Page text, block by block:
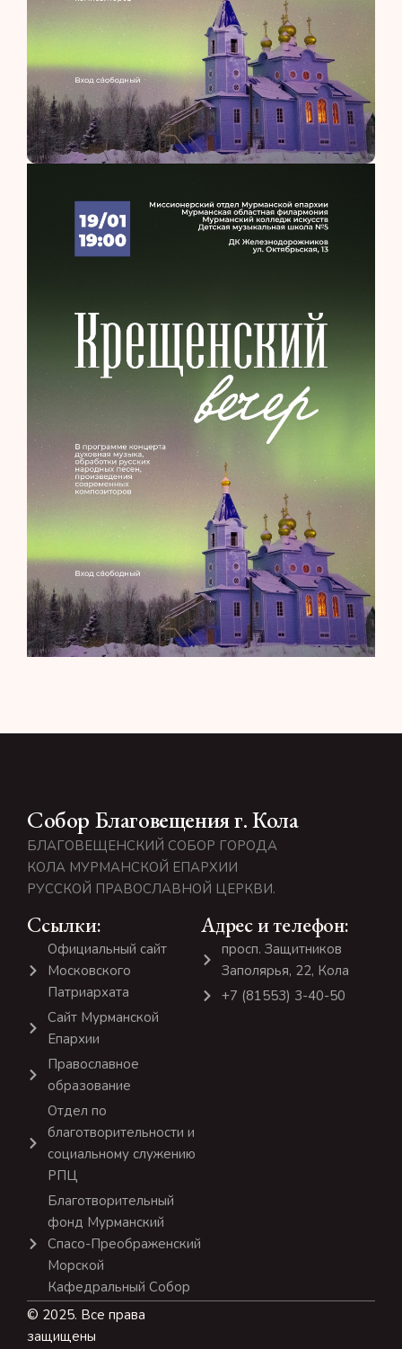
Собор Благовещения г. Кола
БЛАГОВЕЩЕНСКИЙ СОБОР ГОРОДА
КОЛА МУРМАНСКОЙ ЕПАРХИИ
РУССКОЙ ПРАВОСЛАВНОЙ ЦЕРКВИ.
Ссылки:
Официальный сайт
Московского
Патриархата
Сайт Мурманской
Епархии
Православное
образование
Отдел по
благотворительности и
социальному служению
РПЦ
Благотворительный
фонд Мурманский
Спасо-Преображенский
Морской
Кафедральный Собор
Адрес и телефон:
просп. Защитников
Заполярья, 22, Кола
+7 (81553) 3-40-50
© 2025. Все права
защищены